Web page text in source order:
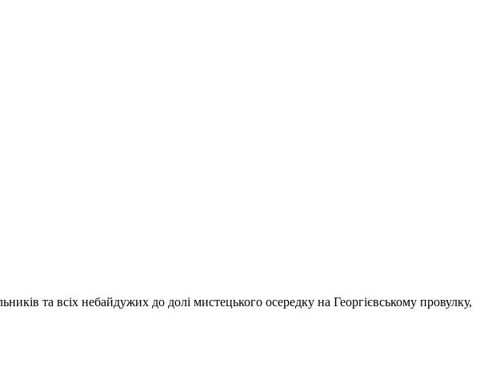
та всіх небайдужих до долі мистецького осередку на Георгієвському провулку,